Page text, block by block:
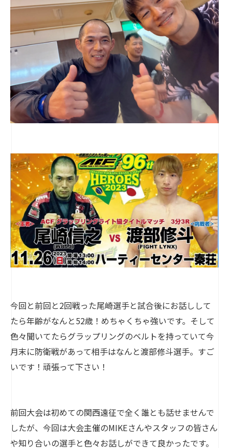
今回と前回と2回戦った尾崎選手と試合後にお話しして
たら年齢がなんと52歳！めちゃくちゃ強いです。そして
色々聞いてたらグラップリングのベルトを持っていて今
月末に防衛戦があって相手はなんと渡部修斗選手。すご
いです！頑張って下さい！
前回大会は初めての関西遠征で全く誰とも話せませんで
したが、今回は大会主催のMIKEさんやスタッフの皆さん
や知り合いの選手と色々お話しができて良かったです。